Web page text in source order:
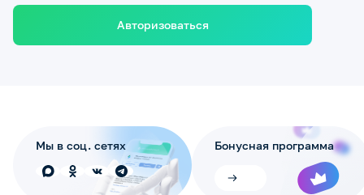
Авторизоваться
Мы в соц. сетях Бонусная программа